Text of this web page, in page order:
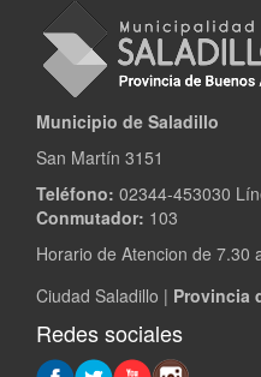
Municipio de Saladillo
San Martín 3151
Teléfono: 02344-453030
Conmutador: 103
Horario de Atencion de 7.30
Ciudad Saladillo | Provincia
Redes sociales